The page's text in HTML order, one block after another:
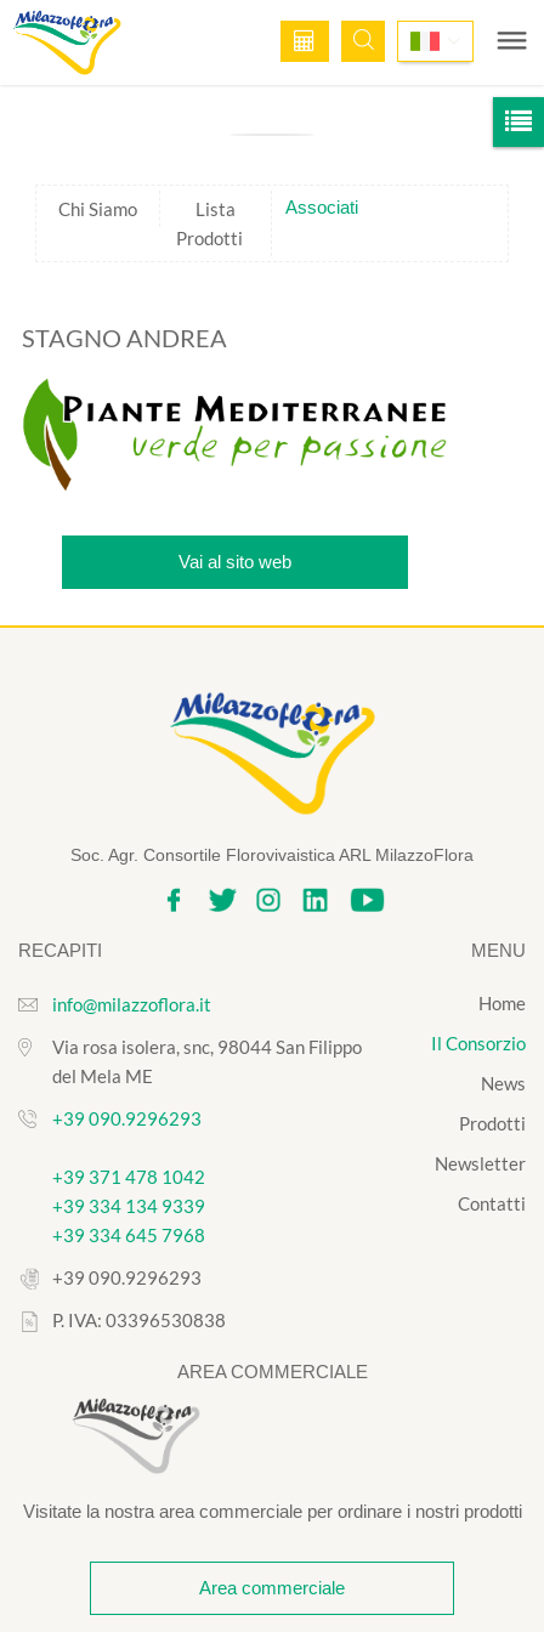
Chi Siamo
Lista
Prodotti
Associati
STAGNO ANDREA
Vai al sito web
Soc. Agr. Consortile Florovivaistica ARL MilazzoFlora
RECAPITI
info@milazzoflora.it
Via rosa isolera, snc, 98044 San Filippo
del Mela ME
+39 090.9296293
+39 371 478 1042
+39 334 134 9339
+39 334 645 7968
+39 090.9296293
P. IVA: 03396530838
MENU
Home
Il Consorzio
News
Prodotti
Newsletter
Contatti
AREA COMMERCIALE
Visitate la nostra area commerciale per ordinare i nostri prodotti
Area commerciale